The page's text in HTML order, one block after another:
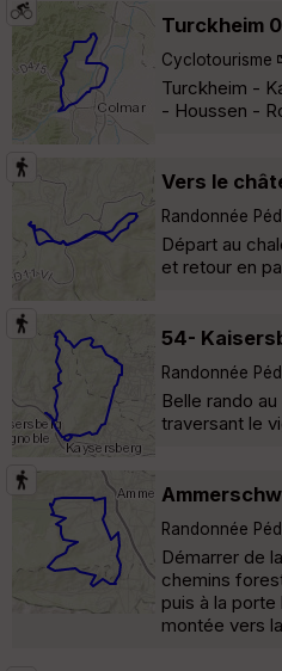
Turckheim
Cyclotourisme
Turckheim -
- Houssen -
Vers le
Randonnée
Départ au
et retour en
54-
Randonnée
Belle rando
traversant le
Randonnée
Démarrer de
chemins
puis à la
montée vers